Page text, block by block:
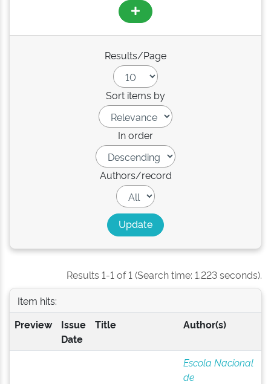
Results/Page
Sort items by
In order
Authors/record
Results 1-1 of 1 (Search time: 1.223 seconds).
Item hits:
Preview
Issue
Date
Title Author(s)
Escola Nacional
de